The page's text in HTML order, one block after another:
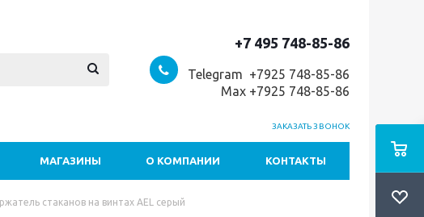
+7 495 748-85-86
Telegram +7925 748-85-86
Max +7925 748-85-86
ЗАКАЗАТЬ ЗВОНОК
МАГАЗИНЫ О КОМПАНИИ КОНТАКТЫ
стаканов на винтах AEL серый